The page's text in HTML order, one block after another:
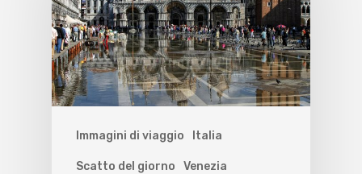
Immagini di viaggio Italia
Scatto del giorno Venezia